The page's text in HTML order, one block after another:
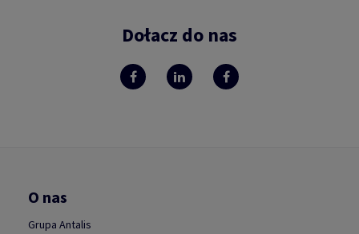
Dołacz do nas
O nas
Grupa Antalis